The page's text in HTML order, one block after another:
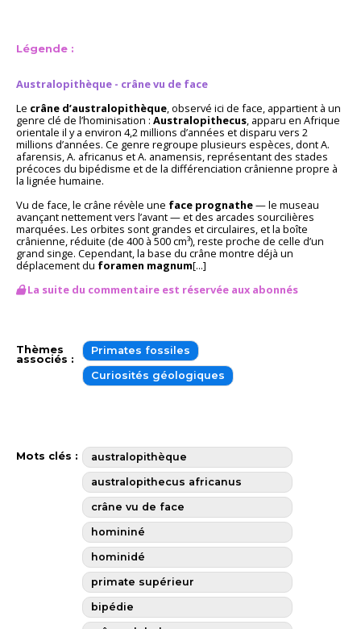
Légende :
Australopithèque - crâne vu de face
Le crâne d’australopithèque, observé ici de face, appartient à un
genre clé de l’hominisation : Australopithecus, apparu en Afrique
orientale il y a environ 4,2 millions d’années et disparu vers 2
millions d’années. Ce genre regroupe plusieurs espèces, dont A.
afarensis, A. africanus et A. anamensis, représentant des stades
précoces du bipédisme et de la différenciation crânienne propre à
la lignée humaine.
Vu de face, le crâne révèle une face prognathe— le museau
avançant nettement vers l’avant — et des arcades sourcilières
marquées. Les orbites sont grandes et circulaires, et la boîte
crânienne, réduite (de 400 à 500 cm³), reste proche de celle d’un
grand singe. Cependant, la base du crâne montre déjà un
déplacement du foramen magnum[...]
La suite du commentaire est réservée aux abonnés
Thèmes
associés :
Primates fossiles
Curiosités géologiques
Mots clés : australopithèque
australopithecus africanus
crâne vu de face
homininé
hominidé
primate supérieur
bipédie